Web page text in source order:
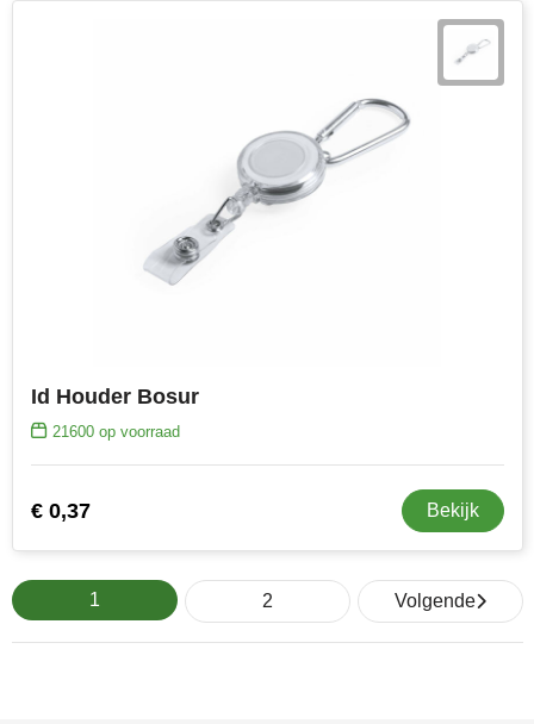
Id Houder Bosur
21600op voorraad
€ 0,37 Bekijk
1 2 Volgende